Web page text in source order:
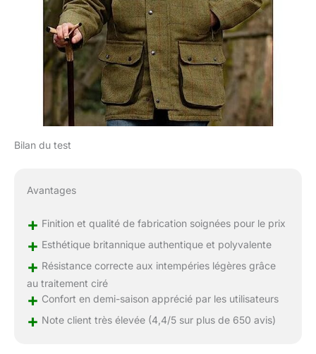
Bilan du test
Avantages
+ Finition et qualité de fabrication soignées pour le prix
+ Esthétique britannique authentique et polyvalente
+ Résistance correcte aux intempéries légères grâce
au traitement ciré
+ Confort en demi-saison apprécié par les utilisateurs
+ Note client très élevée (4,4/5 sur plus de 650 avis)